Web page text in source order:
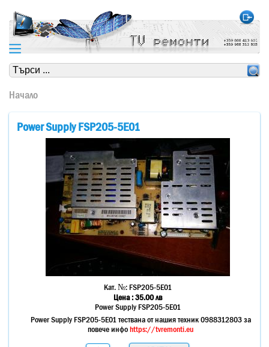
https://www.high-endrolex.com/24
Начало
Power Supply FSP205-5E01
Кат. №:FSP205-5E01
Цена :35.00 лв
Power Supply FSP205-5E01
Power Supply FSP205-5E01 тествана от нашия техник 0988312803 за
повече инфоhttps://tvremonti.eu